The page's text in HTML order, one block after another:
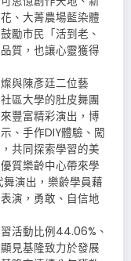
、大菁農場藍染體
勵市民「活到老、
質，也讓心靈獲得
與陳彥廷二位藝
區大學的肚皮舞團
豐富精彩演出，博
、手作DIY體驗、闖
共同探索學習的美
質樂齡中心帶來學
演出，樂齡學員藉
演，勇敢、自信地
活動比例44.06%、
見基隆致力於發展